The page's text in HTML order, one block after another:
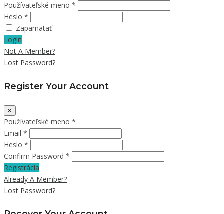
Používateľské meno *
Heslo *
Zapamätať
Login
Not A Member?
Lost Password?
Register Your Account
×
Používateľské meno *
Email *
Heslo *
Confirm Password *
Registrácia
Already A Member?
Lost Password?